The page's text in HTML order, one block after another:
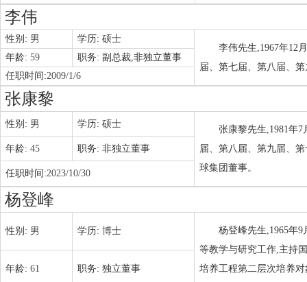
李伟
性别: 男 学历: 硕士
李伟先生,1967年12
届、第七届、第八届、
年龄: 59 职务: 副总裁,非独立董事
任职时间:2009/1/6
张康黎
性别: 男 学历: 硕士
张康黎先生,1981年
届、第八届、第九届、
球集团董事。
年龄: 45 职务: 非独立董事
任职时间:2023/10/30
杨登峰
性别: 男 学历: 博士
杨登峰先生,1965年
等教学与研究工作,主持
培养工程第二层次培养
年龄: 61 职务: 独立董事